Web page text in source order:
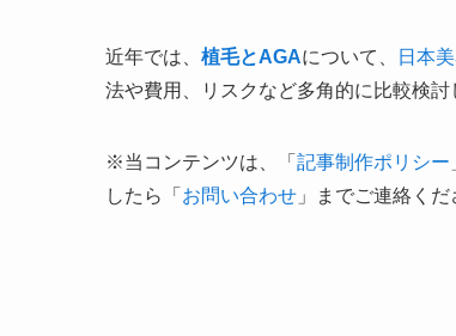
近年では、 植毛とAGAについて、 日本
法や費用、リスクなど多角的に比較検討
※当コンテンツは、「 記事制作ポリシー
したら「 お問い合わせ 」までご連絡く